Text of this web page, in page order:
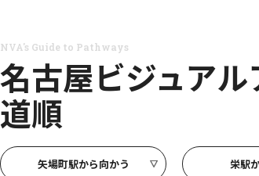
NVA's Guide to Pathways
名古屋ビジュア
道順
矢場町駅から向かう 栄駅